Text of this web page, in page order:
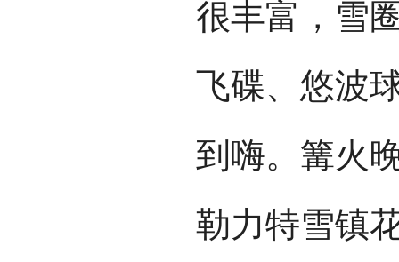
很丰富，雪
飞碟、悠波
到嗨。篝火
勒力特雪镇